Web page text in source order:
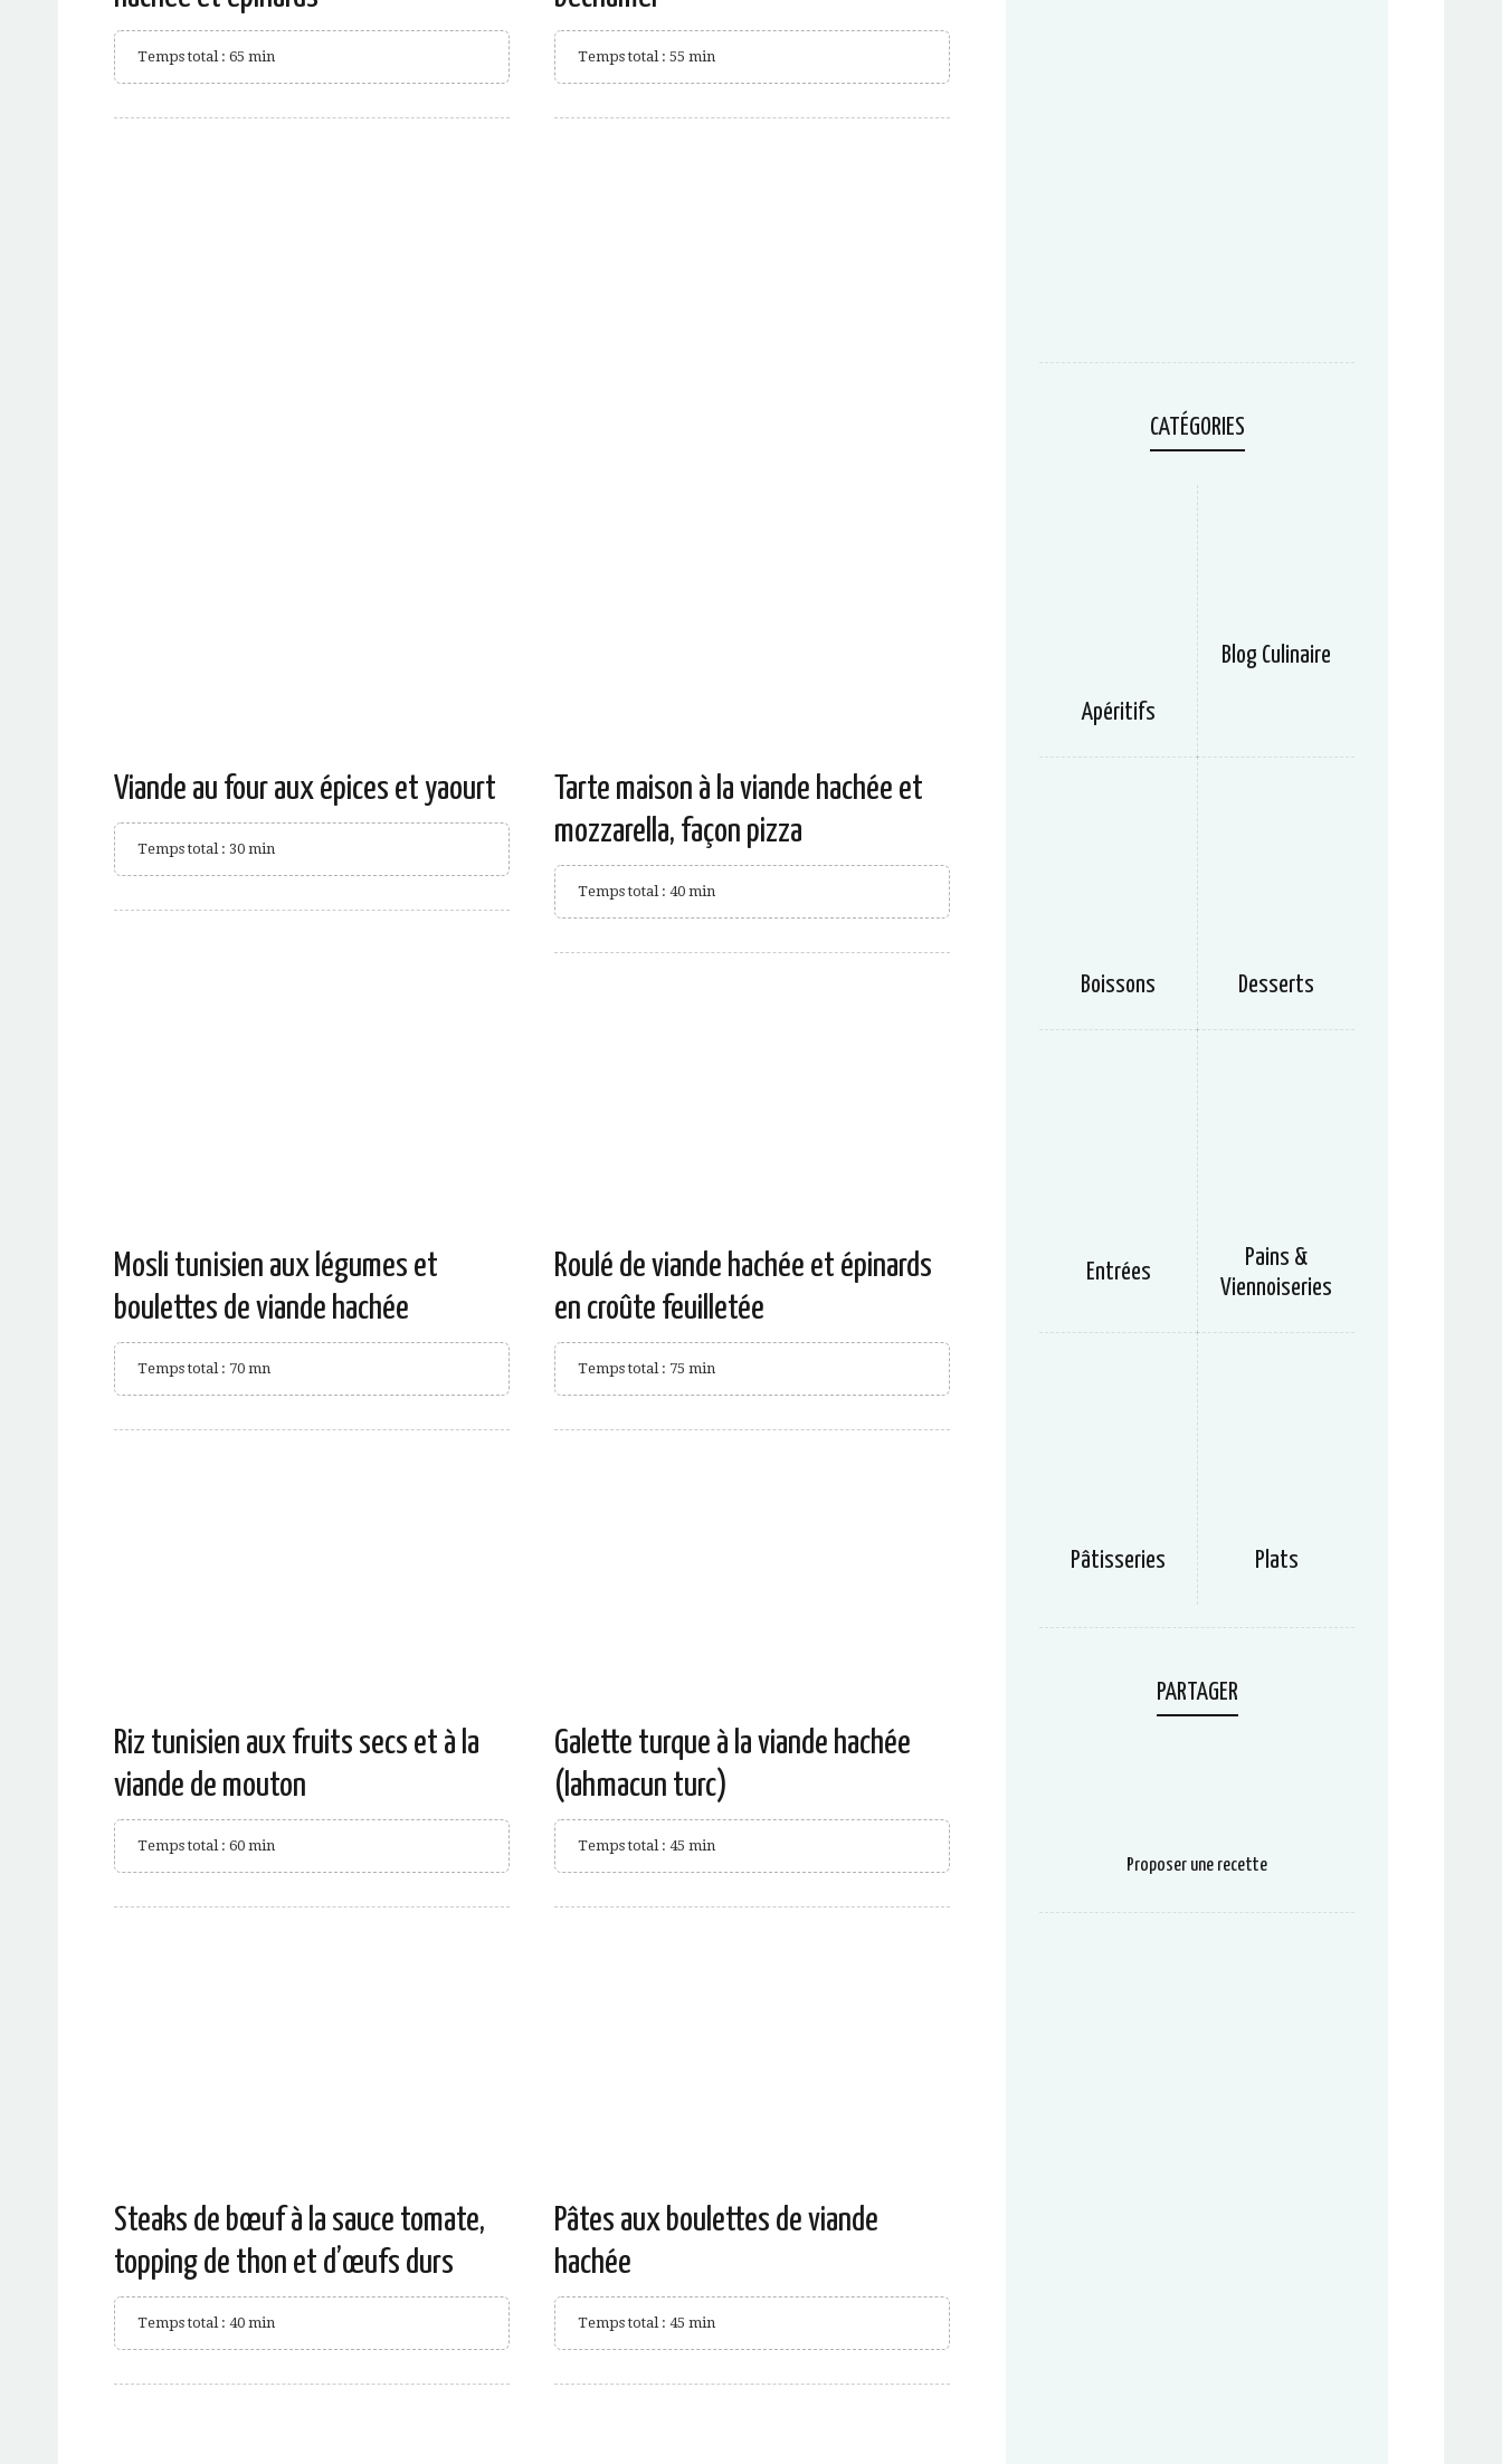
Temps total : 65 min Temps total : 55 min
Viande au four aux épices et yaourt
Temps total : 30 min
Tarte maison à la viande hachée et
mozzarella, façon pizza
Temps total : 40 min
Mosli tunisien aux légumes et
boulettes de viande hachée
Temps total : 70 mn
Roulé de viande hachée et épinards
en croûte feuilletée
Temps total : 75 min
Riz tunisien aux fruits secs et à la
viande de mouton
Temps total : 60 min
Galette turque à la viande hachée
(lahmacun turc)
Temps total : 45 min
Steaks de bœuf à la sauce tomate,
topping de thon et d’œufs durs
Temps total : 40 min
Pâtes aux boulettes de viande
hachée
Temps total : 45 min
CATÉGORIES
Apéritifs
Blog Culinaire
Boissons Desserts
Entrées
Pains &
Viennoiseries
Pâtisseries Plats
PARTAGER
Proposer une recette